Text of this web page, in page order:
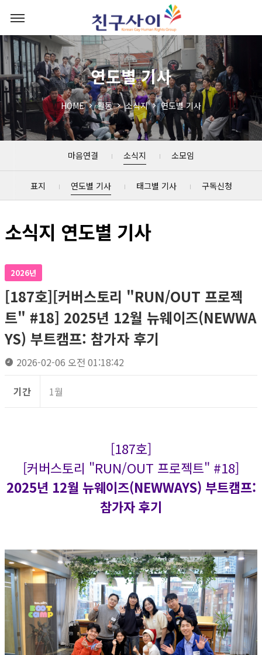
연도별 기사
HOME 활동 소식지 연도별 기사
마음연결 소식지 소모임
표지 연도별 기사 태그별 기사 구독신청
소식지 연도별 기사
2026년
[187호][커버스토리 "RUN/OUT 프로젝
트" #18] 2025년 12월 뉴웨이즈(NEWWA
YS) 부트캠프: 참가자 후기
2026-02-06 오전 01:18:42
기간 1월
[187호]
[커버스토리 "RUN/OUT 프로젝트" #18]
2025년 12월 뉴웨이즈(NEWWAYS) 부트캠프:
참가자 후기